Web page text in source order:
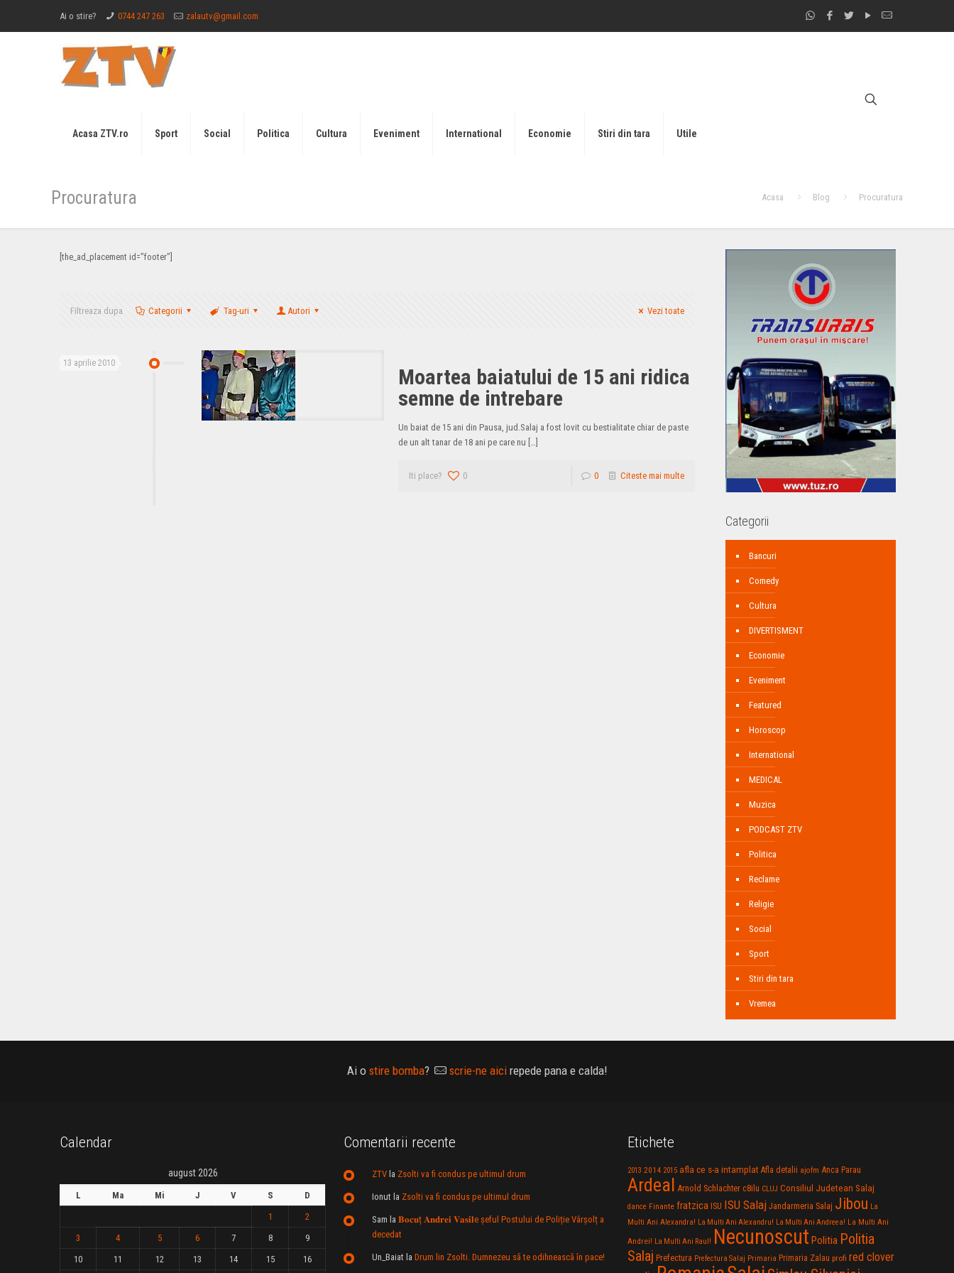
Ai o stire? 0744 247 263 zalautv@gmail.com
Acasa ZTV.ro Sport Social Politica Cultura Eveniment International Economie Stiri din tara Utile
Procuratura Acasa Blog Procuratura
[the_ad_placement id="footer"]
Filtreaza dupa Categorii Tag-uri Autori Vezi toate
13 aprilie 2010
Moartea baiatului de 15 ani ridica
semne de intrebare
Un baiat de 15 ani din Pausa, jud.Salaj a fost lovit cu bestialitate chiar de paste
de un alt tanar de 18 ani pe care nu […]
Iti place? 0 0 Citeste mai multe
Categorii
Bancuri
Comedy
Cultura
DIVERTISMENT
Economie
Eveniment
Featured
Horoscop
International
MEDICAL
Muzica
PODCAST ZTV
Politica
Reclame
Religie
Social
Sport
Stiri din tara
Vremea
Ai o stire bomba? scrie-ne aicirepede pana e calda!
Calendar
august 2026
L Ma Mi J V S
D
1
2
3
4 5 6 7 8
9
10
11 12 13 14 15 16
Comentarii recente
ZTVla Zsolti va fi condus pe ultimul drum
Ionut la Zsolti va fi condus pe ultimul drum
Sam la 𝐁𝐨𝐜𝐮ț 𝐀𝐧𝐝𝐫𝐞𝐢 𝐕𝐚𝐬𝐢𝐥e şeful Postului de Poliție Vârșolț a
decedat
Un_Baiat la Drum lin Zsolti. Dumnezeu sã te odihneascã în pace!
Etichete
2013 2014 2015 afla ce s-a intamplat Afla detalii ajofm Anca Parau
Ardeal Arnold Schlachter c8ilu CLUJ Consiliul Judetean Salaj
dance Finante fratzica ISU ISU Salaj Jandarmeria Salaj Jibou La
Multi Ani Alexandra! La Multi Ani Alexandru! La Multi Ani Andreea! La Multi Ani
Andrei! La Multi Ani Raul! Necunoscut Politia Politia
Salaj Prefectura Prefectura Salaj Primaria Primaria Zalau profi red clover